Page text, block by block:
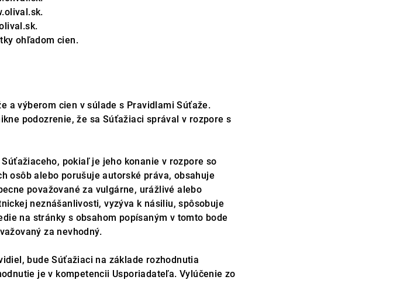
ohľadom cien.
a výberom cien v súlade s Pravidlami Súťaže.
podozrenie, že sa Súťažiaci správal v rozpore s
pokiaľ je jeho konanie v rozpore so
osôb alebo porušuje autorské práva, obsahuje
považované za vulgárne, urážlivé alebo
neznášanlivosti, vyzýva k násiliu, spôsobuje
na stránky s obsahom popísaným v tomto bode
za nevhodný.
bude Súťažiaci na základe rozhodnutia
je v kompetencii Usporiadateľa. Vylúčenie zo